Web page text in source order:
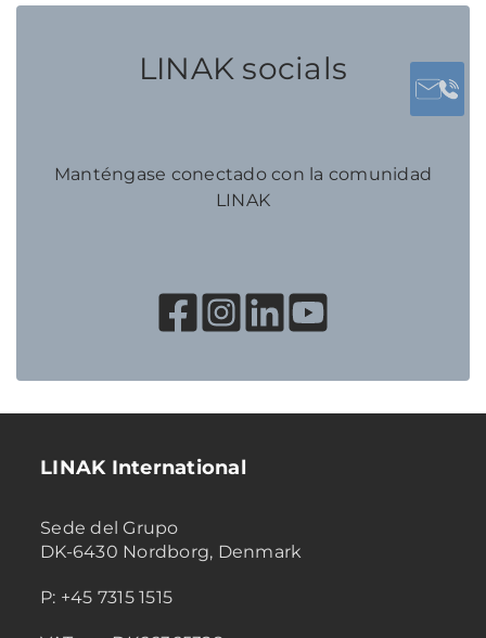
LINAK socials
Manténgase conectado con la comunidad
LINAK
LINAK International
Sede del Grupo
DK-6430 Nordborg, Denmark
P: +45 7315 1515